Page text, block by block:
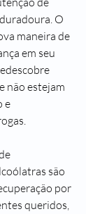
O
maneira de
em seu
não estejam
e
são
por
queridos,